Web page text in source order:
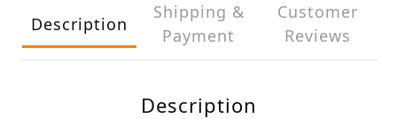
Description
Shipping &
Payment
Customer
Reviews
Description